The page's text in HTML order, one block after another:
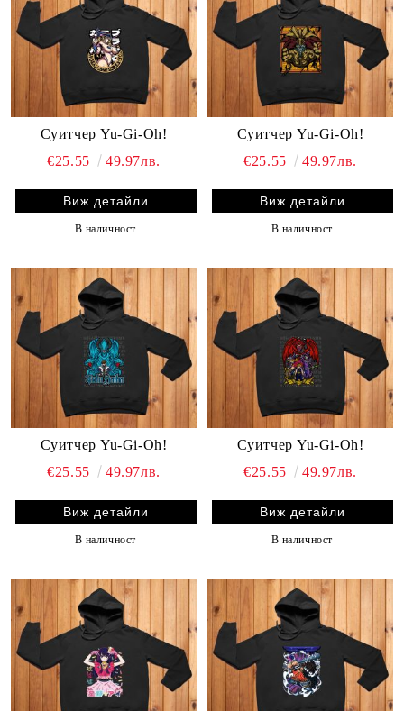
Суитчер Yu-Gi-Oh!
€25.55
49.97лв.
Виж детайли
В наличност
Суитчер Yu-Gi-Oh!
€25.55
49.97лв.
Виж детайли
В наличност
Суитчер Yu-Gi-Oh!
€25.55
49.97лв.
Виж детайли
В наличност
Суитчер Yu-Gi-Oh!
€25.55
49.97лв.
Виж детайли
В наличност